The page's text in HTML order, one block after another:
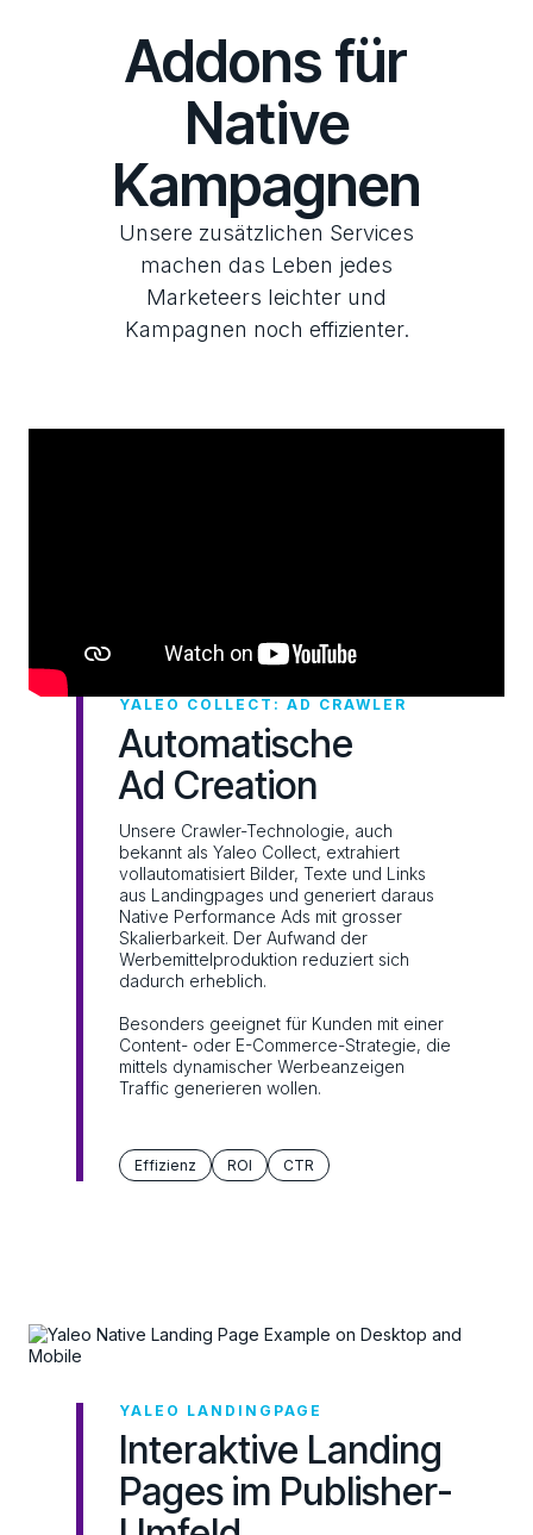
Addons für
Native
Kampagnen
Unsere zusätzlichen Services
machen das Leben jedes
Marketeers leichter und
Kampagnen noch effizienter.
Automatische
Ad Creation
YALEO COLLECT: AD CRAWLER
Unsere Crawler-Technologie, auch
bekannt als Yaleo Collect, extrahiert
vollautomatisiert Bilder, Texte und Links
aus Landingpages und generiert daraus
Native Performance Ads mit grosser
Skalierbarkeit. Der Aufwand der
Werbemittelproduktion reduziert sich
dadurch erheblich.
Besonders geeignet für Kunden mit einer
Content- oder E-Commerce-Strategie, die
mittels dynamischer Werbeanzeigen
Traffic generieren wollen.
Effizienz ROI CTR
Interaktive Landing
Pages im Publisher-
YALEO LANDINGPAGE